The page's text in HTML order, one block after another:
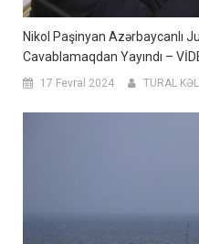
Nikol Paşinyan Azərbaycanlı
Cavablamaqdan Yayındı –
17 Fevral 2024 TURAL